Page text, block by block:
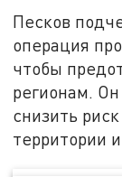
Песков
операция
чтобы
регионам.
снизить
территории